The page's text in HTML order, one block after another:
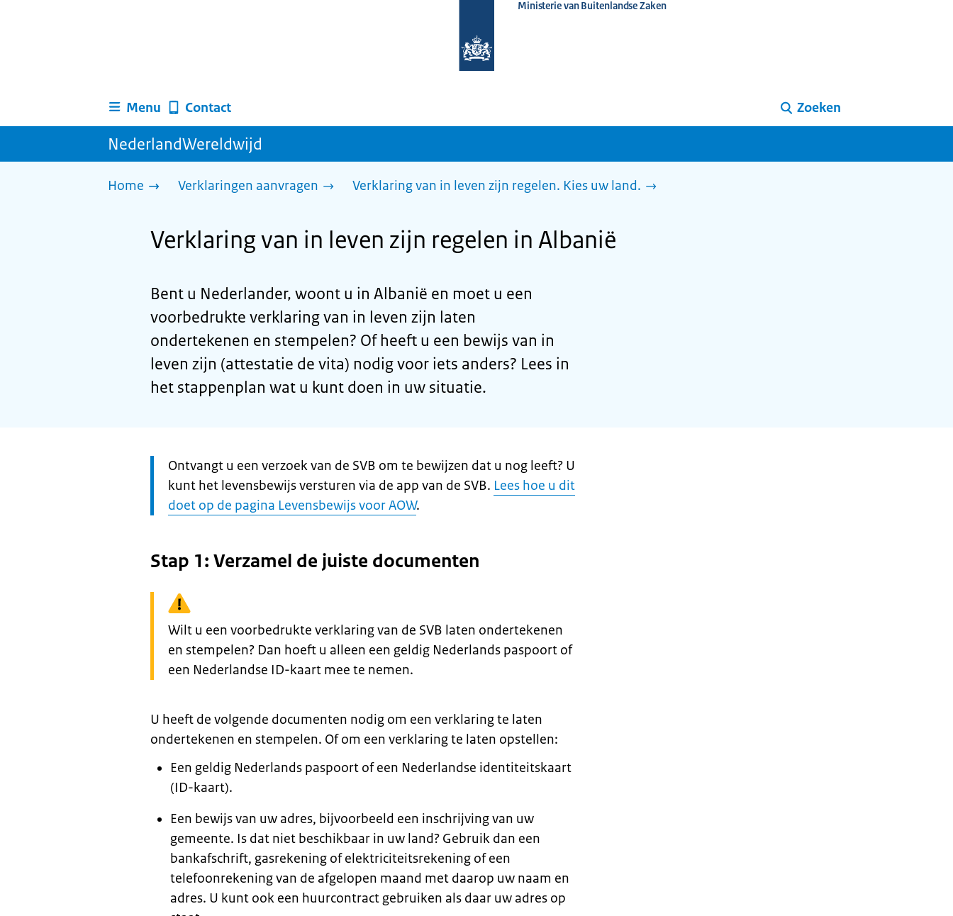
homepage
Ministerie van Buitenlandse Zaken
Menu Contact Zoeken
NederlandWereldwijd
Home Verklaringen aanvragen Verklaring van in leven zijn regelen. Kies uw land.
Verklaring van in leven zijn regelen in Albanië
Bent u Nederlander, woont u in Albanië en moet u een
voorbedrukte verklaring van in leven zijn laten
ondertekenen en stempelen? Of heeft u een bewijs van in
leven zijn (attestatie de vita) nodig voor iets anders? Lees in
het stappenplan wat u kunt doen in uw situatie.
Let
op:
Ontvangt u een verzoek van de SVB om te bewijzen dat u nog leeft? U
kunt het levensbewijs versturen via de app van de SVB. Lees hoe u dit
doet op de pagina Levensbewijs voor AOW.
Stap 1: Verzamel de juiste documenten
Waarschuwing:
Wilt u een voorbedrukte verklaring van de SVB laten ondertekenen
en stempelen? Dan hoeft u alleen een geldig Nederlands paspoort of
een Nederlandse ID-kaart mee te nemen.
U heeft de volgende documenten nodig om een verklaring te laten
ondertekenen en stempelen. Of om een verklaring te laten opstellen:
Een geldig Nederlands paspoort of een Nederlandse identiteitskaart
(ID-kaart).
Een bewijs van uw adres, bijvoorbeeld een inschrijving van uw
gemeente. Is dat niet beschikbaar in uw land? Gebruik dan een
bankafschrift, gasrekening of elektriciteitsrekening of een
telefoonrekening van de afgelopen maand met daarop uw naam en
adres. U kunt ook een huurcontract gebruiken als daar uw adres op